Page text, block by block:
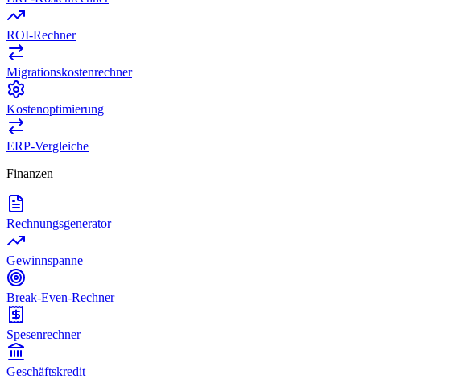
ROI-Rechner
Migrationskostenrechner
Kostenoptimierung
ERP-Vergleiche
Finanzen
Rechnungsgenerator
Gewinnspanne
Break-Even-Rechner
Spesenrechner
Geschäftskredit